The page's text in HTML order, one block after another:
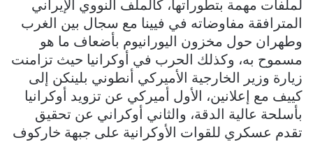
لملفات مهمة بتطوراتها، كالملف النووي الإيراني
المترافقة مفاوضاته في فيينا مع سجال بين الغرب
وطهران حول مخزون اليورانيوم بأضعاف ما هو
مسموح به، وكذلك الحرب في أوكرانيا حيث تزامنت
زيارة وزير الخارجية الأميركي أنطوني بلينكن إلى
كييف مع إعلانين، الأول أميركي عن تزويد أوكرانيا
بأسلحة عالية الدقة، والثاني أوكراني عن تحقيق
تقدم عسكري للقوات الأوكرانية على جبهة خاركوف